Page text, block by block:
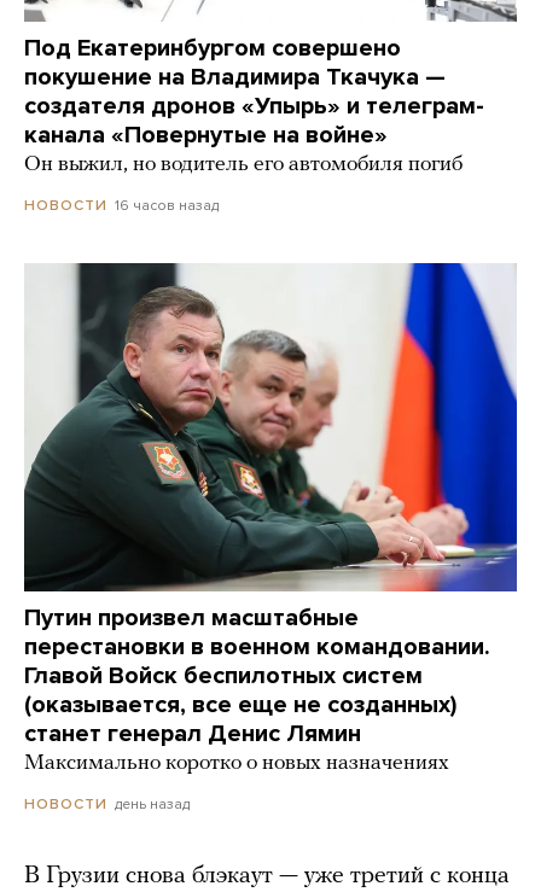
Под Екатеринбургом совершено
покушение на Владимира Ткачука —
создателя дронов «Упырь» и телеграм-
канала «Повернутые на войне»
Он выжил, но водитель его автомобиля погиб
НОВОСТИ 16 часов назад
Путин произвел масштабные
перестановки в военном командовании.
Главой Войск беспилотных систем
(оказывается, все еще не созданных)
станет генерал Денис Лямин
Максимально коротко о новых назначениях
НОВОСТИ день назад
В Грузии снова блэкаут — уже третий с конца